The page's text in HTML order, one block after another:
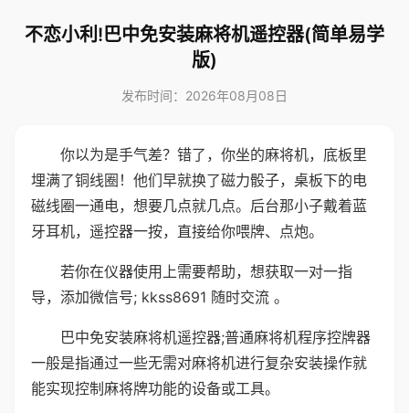
不恋小利!巴中免安装麻将机遥控器(简单易学
版)
发布时间：2026年08月08日
你以为是手气差？错了，你坐的麻将机，底板里
埋满了铜线圈！他们早就换了磁力骰子，桌板下的电
磁线圈一通电，想要几点就几点。后台那小子戴着蓝
牙耳机，遥控器一按，直接给你喂牌、点炮。
若你在仪器使用上需要帮助，想获取一对一指
导，添加微信号; kkss8691 随时交流 。
巴中免安装麻将机遥控器;普通麻将机程序控牌器
一般是指通过一些无需对麻将机进行复杂安装操作就
能实现控制麻将牌功能的设备或工具。